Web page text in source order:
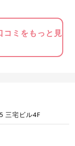
コミをもっと見
三宅ビル4F